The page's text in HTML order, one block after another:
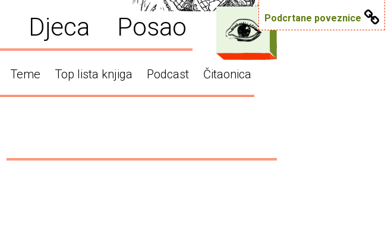
Podcrtane poveznice
Djeca Posao
Teme Top lista knjiga Podcast Čitaonica